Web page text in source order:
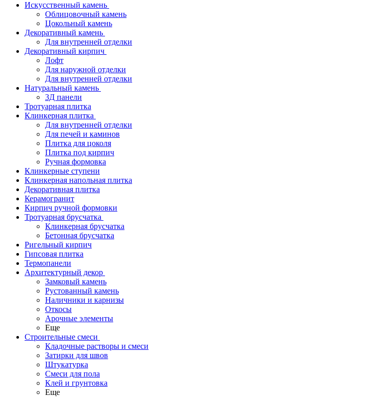
Искусственный камень
Облицовочный камень
Цокольный камень
Декоративный камень
Для внутренней отделки
Декоративный кирпич
Лофт
Для наружной отделки
Для внутренней отделки
Натуральный камень
3Д панели
Тротуарная плитка
Клинкерная плитка
Для внутренней отделки
Для печей и каминов
Плитка для цоколя
Плитка под кирпич
Ручная формовка
Клинкерные ступени
Клинкерная напольная плитка
Декоративная плитка
Керамогранит
Кирпич ручной формовки
Тротуарная брусчатка
Клинкерная брусчатка
Бетонная брусчатка
Ригельный кирпич
Гипсовая плитка
Термопанели
Архитектурный декор
Замковый камень
Рустованный камень
Наличники и карнизы
Откосы
Арочные элементы
Еще
Строительные смеси
Кладочные растворы и смеси
Затирки для швов
Штукатурка
Смеси для пола
Клей и грунтовка
Еще